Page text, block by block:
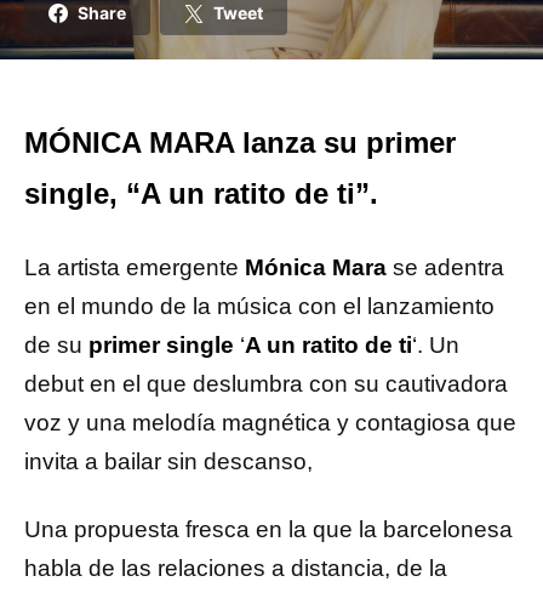
Share Tweet
MÓNICA MARA lanza su primer
single, “A un ratito de ti”.
La artista emergente Mónica Mara se adentra
en el mundo de la música con el lanzamiento
de su primer single ‘A un ratito de ti‘. Un
debut en el que deslumbra con su cautivadora
voz y una melodía magnética y contagiosa que
invita a bailar sin descanso,
Una propuesta fresca en la que la barcelonesa
habla de las relaciones a distancia, de la